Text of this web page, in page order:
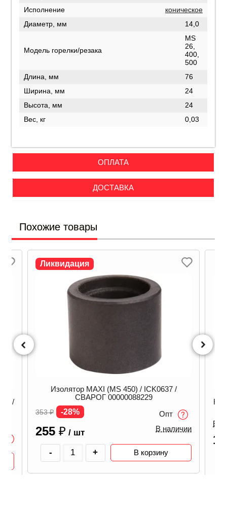
Исполнение
коническое
Диаметр, мм
14,0
Модель горелки/резака
MS
26,
400,
500
Длина, мм
76
Ширина, мм
24
Высота, мм
24
Вес, кг
0,03
ОПЛАТА
ДОСТАВКА
Похожие товары
/
Ликвидация
Изолятор MAXI (MS 450) / ICK0637 /
СВАРОГ 00000088229
353₽ -28%
255 ₽ / шт
Опт
В наличии
- + В корзину
В
1